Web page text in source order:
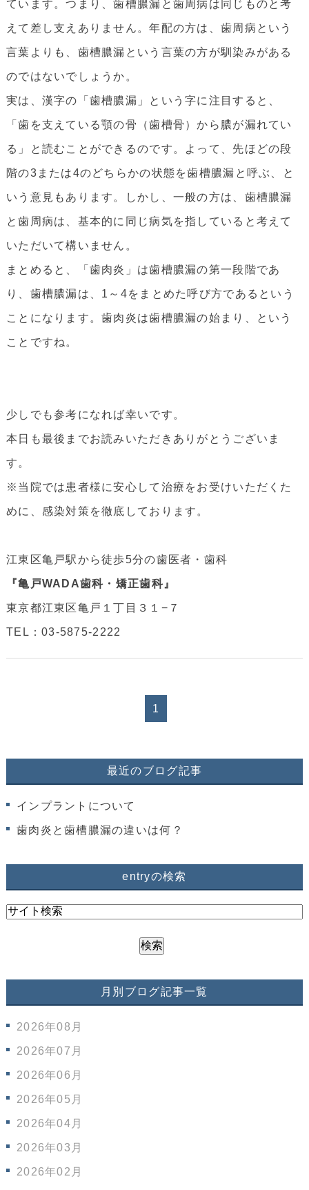
ています。つまり、歯槽膿漏と歯周病は同じものと考
えて差し支えありません。年配の方は、歯周病という
言葉よりも、歯槽膿漏という言葉の方が馴染みがある
のではないでしょうか。
実は、漢字の「歯槽膿漏」という字に注目すると、
「歯を支えている顎の骨（歯槽骨）から膿が漏れてい
る」と読むことができるのです。よって、先ほどの段
階の3または4のどちらかの状態を歯槽膿漏と呼ぶ、と
いう意見もあります。しかし、一般の方は、歯槽膿漏
と歯周病は、基本的に同じ病気を指していると考えて
いただいて構いません。
まとめると、「歯肉炎」は歯槽膿漏の第一段階であ
り、歯槽膿漏は、1～4をまとめた呼び方であるという
ことになります。歯肉炎は歯槽膿漏の始まり、という
ことですね。
少しでも参考になれば幸いです。
本日も最後までお読みいただきありがとうございま
す。
※当院では患者様に安心して治療をお受けいただくた
めに、感染対策を徹底しております。
江東区亀戸駅から徒歩5分の歯医者・歯科
『亀戸WADA歯科・矯正歯科』
東京都江東区亀戸１丁目３１−７
TEL：03-5875-2222
1
最近のブログ記事
インプラントについて
歯肉炎と歯槽膿漏の違いは何？
entryの検索
月別ブログ記事一覧
2026年08月
2026年07月
2026年06月
2026年05月
2026年04月
2026年03月
2026年02月